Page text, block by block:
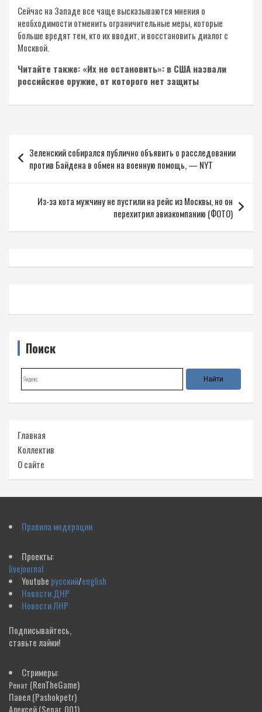
Сейчас на Западе все чаще высказываются мнения о
необходимости отменить ограничительные меры, которые
больше вредят тем, кто их вводит, и восстановить диалог с
Москвой.
Читайте также: «Их не остановить»: в США назвали
российское оружие, от которого нет защиты
по
записям
Зеленский собирался публично объявить о расследовании
против Байдена в обмен на военную помощь, — NYT
Из-за кота мужчину не пустили на рейс из Москвы, но он
перехитрил авиакомпанию (ФОТО)
Поиск
Главная
Коллектив
О сайте
Правила модерации
Проекты:
livejournal
Youtube русский/english
Новости ДНР
Новости ЛНР
Подписывайтесь,
ставьте лайки!
Стримеры:
Ренат (RenTheGame)
Павел(Pashokpetr)
Алексей(Separ_001)